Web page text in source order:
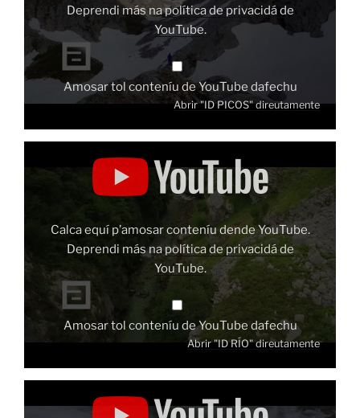
Deprendi más napolítica de privacidá de
YouTube.
Amosar tol conteníu de YouTube dafechu
Abrir "ID PICOS" direutamente
Amosar
RÍO"
Calca equí p’amosar conteníu dende YouTube.
Deprendi más napolítica de privacidá de
YouTube.
Amosar tol conteníu de YouTube dafechu
Abrir "ID RÍO" direutamente
Amosar
SALMÓN"